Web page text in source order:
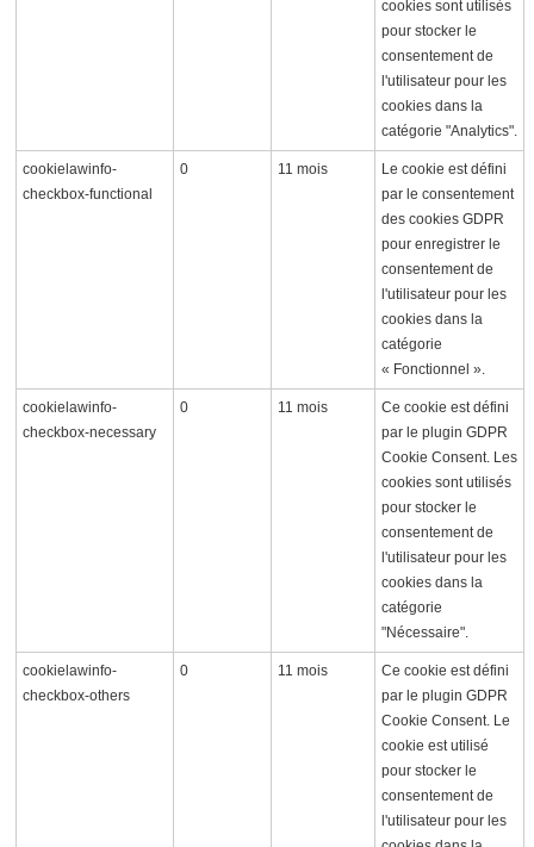
cookies sont utilisés
pour stocker le
consentement de
l'utilisateur pour les
cookies dans la
catégorie "Analytics".
cookielawinfo-
checkbox-functional
0 11 mois
Le cookie est défini
par le consentement
des cookies GDPR
pour enregistrer le
consentement de
l'utilisateur pour les
cookies dans la
catégorie
« Fonctionnel ».
cookielawinfo-
checkbox-necessary
0 11 mois
Ce cookie est défini
par le plugin GDPR
Cookie Consent. Les
cookies sont utilisés
pour stocker le
consentement de
l'utilisateur pour les
cookies dans la
catégorie
"Nécessaire".
cookielawinfo-
checkbox-others
0 11 mois
Ce cookie est défini
par le plugin GDPR
Cookie Consent. Le
cookie est utilisé
pour stocker le
consentement de
l'utilisateur pour les